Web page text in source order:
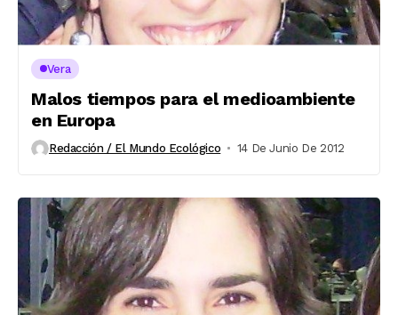
Vera
Malos tiempos para el medioambiente
en Europa
Redacción / El Mundo Ecológico 14 De Junio De 2012